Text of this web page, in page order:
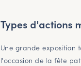
Types d'actions
Une grande exposition
l'occasion de la fête